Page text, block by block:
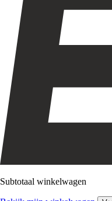
Subtotaal winkelwagen